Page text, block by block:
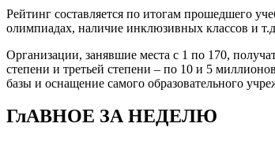
Рейтинг составляется по итогам прошедшего
олимпиадах, наличие инклюзивных классов и
Организации, занявшие места с 1 по 170,
степени и третьей степени – по 10 и 5
базы и оснащение самого образовательного
ГлАВНОЕ ЗА НЕДЕЛЮ